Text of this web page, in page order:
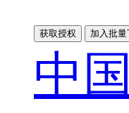
获取授权 加入批量
中